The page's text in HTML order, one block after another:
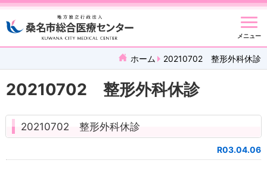
メニュー
ホーム 20210702 整形外科休診
20210702 整形外科休診
20210702 整形外科休診
R03.04.06